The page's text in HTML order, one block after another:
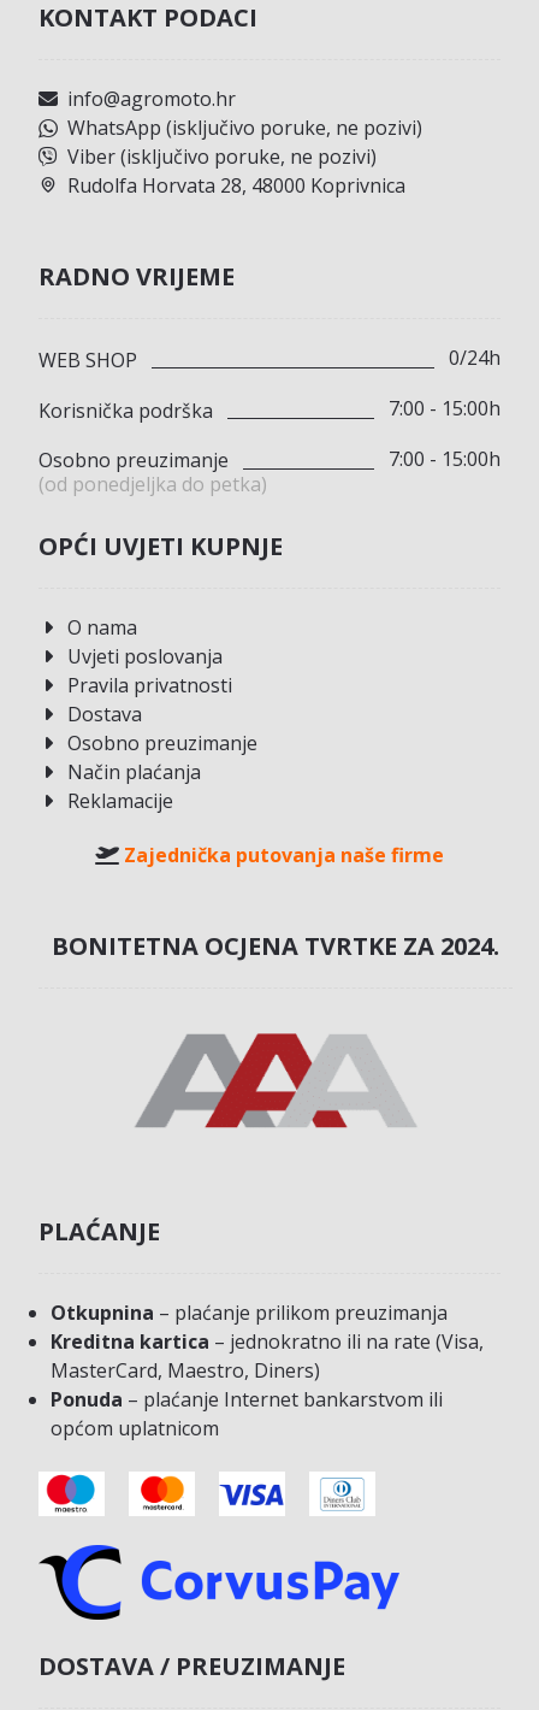
KONTAKT PODACI
info@agromoto.hr
WhatsApp (isključivo poruke, ne pozivi)
Viber (isključivo poruke, ne pozivi)
Rudolfa Horvata 28, 48000 Koprivnica
RADNO VRIJEME
WEB SHOP
0/24h
Korisnička podrška
7:00 - 15:00h
Osobno preuzimanje
(od ponedjeljka do petka)
7:00 - 15:00h
OPĆI UVJETI KUPNJE
O nama
Uvjeti poslovanja
Pravila privatnosti
Dostava
Osobno preuzimanje
Način plaćanja
Reklamacije
Zajednička putovanja naše firme
BONITETNA OCJENA TVRTKE ZA 2024.
PLAĆANJE
Otkupnina – plaćanje prilikom preuzimanja
Kreditna kartica – jednokratno ili na rate (Visa,
MasterCard, Maestro, Diners)
Ponuda – plaćanje Internet bankarstvom ili
općom uplatnicom
DOSTAVA / PREUZIMANJE